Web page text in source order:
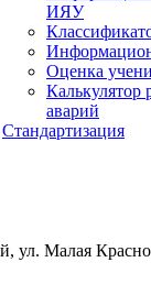
ИЯУ
Оценка
Калькулятор
аварий
Стандартизация
ул. Малая